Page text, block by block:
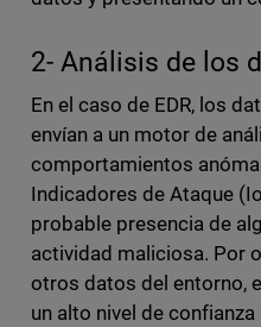
2- Análisis de los
En el caso de EDR, los
envían a un motor de
comportamientos
Indicadores de Ataque
probable presencia de
actividad maliciosa. Por
otros datos del entorno,
un alto nivel de